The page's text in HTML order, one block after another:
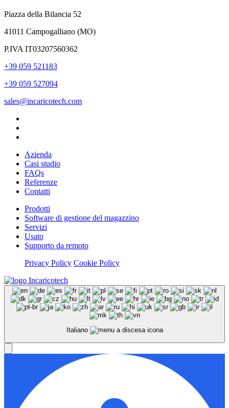
Piazza della Bilancia 52
41011 Campogalliano (MO)
P.IVA IT03207560362
+39 059 521183
+39 059 527094
sales@incaricotech.com
Azienda
Casi studio
FAQs
Referenze
Contatti
Prodotti
Software di gestione del magazzino
Servizi
Usato
Supporto da remoto
Privacy Policy Cookie Policy
Italiano